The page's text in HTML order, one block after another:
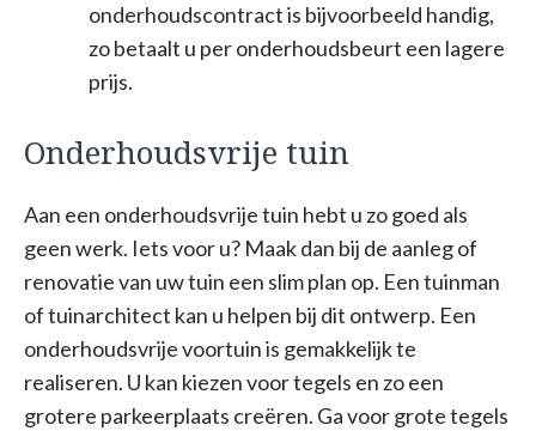
onderhoudscontract is bijvoorbeeld handig,
zo betaalt u per onderhoudsbeurt een lagere
prijs.
Onderhoudsvrije tuin
Aan een onderhoudsvrije tuin hebt u zo goed als
geen werk. Iets voor u? Maak dan bij de aanleg of
renovatie van uw tuin een slim plan op. Een tuinman
of tuinarchitect kan u helpen bij dit ontwerp. Een
onderhoudsvrije voortuin is gemakkelijk te
realiseren. U kan kiezen voor tegels en zo een
grotere parkeerplaats creëren. Ga voor grote tegels